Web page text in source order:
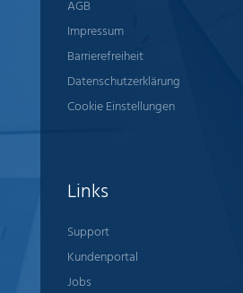
AGB
Impressum
Barrierefreiheit
Datenschutzerklärung
Cookie Einstellungen
Links
Support
Kundenportal
Jobs